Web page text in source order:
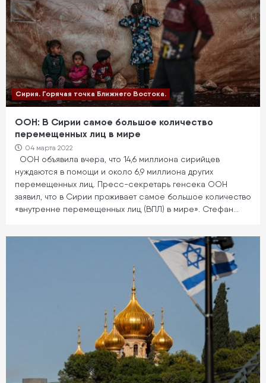
Сирия. Горячая точка Ближнего Востока.
ООН: В Сирии самое большое количество
перемещенных лиц в мире
04 марта 2022
ООН объявила вчера, что 14,6 миллиона сирийцев
нуждаются в помощи и около 6,9 миллиона других
перемещенных лиц. Пресс-секретарь генсека ООН
заявил, что в Сирии проживает самое большое количество
«внутренне перемещенных лиц (ВПЛ) в мире». Стефан…